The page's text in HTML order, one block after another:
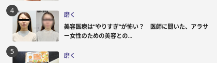
磨く
美容医療は“やりすぎ”が怖い？ 医師に聞いた、アラサ
ー女性のための美容との...
磨く